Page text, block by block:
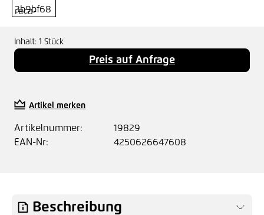
Inhalt: 1 Stück
Preis auf Anfrage
Artikel merken
Artikelnummer:
19829
EAN-Nr:
4250626647608
Beschreibung